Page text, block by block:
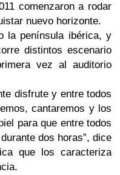
comenzaron a rodar
nuevo horizonte.
la península ibérica, y
distintos escenario
vez al auditorio
disfrute y entre todos
cantaremos y los
para que entre todos
dos horas”, dice
que los caracteriza